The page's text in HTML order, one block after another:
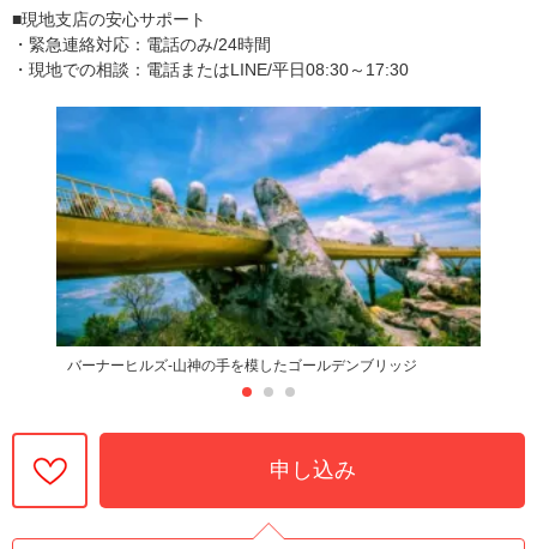
■現地支店の安心サポート
・緊急連絡対応：電話のみ/24時間
・現地での相談：電話またはLINE/平日08:30～17:30
バーナーヒルズ-山神の手を模したゴールデンブリッジ
申し込み